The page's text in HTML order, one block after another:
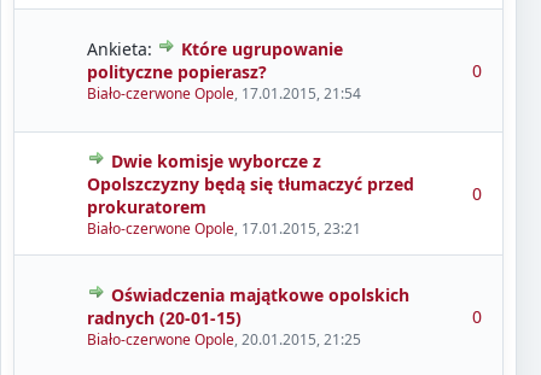
Ankieta:
Które ugrupowanie
polityczne popierasz?
Biało-czerwone Opole, 17.01.2015, 21:54
0
Dwie komisje wyborcze z
Opolszczyzny będą się tłumaczyć przed
prokuratorem
Biało-czerwone Opole, 17.01.2015, 23:21
0
Oświadczenia majątkowe opolskich
radnych (20-01-15)
Biało-czerwone Opole,20.01.2015, 21:25
0